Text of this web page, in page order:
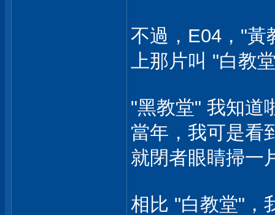
不過，E04，"黃
上那片叫 "白教
"黑教堂" 我知道
當年，我可是看
就閉者眼睛掃一
相比 "白教堂"，